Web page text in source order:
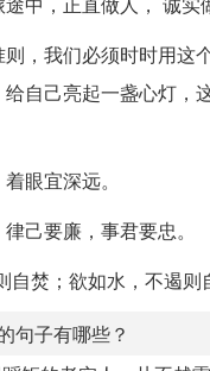
，我们必须时时用这
自己亮起一盏心灯，
眼宜深远。
己要廉，事君要忠。
自焚；欲如水，不遏则
句子有哪些？